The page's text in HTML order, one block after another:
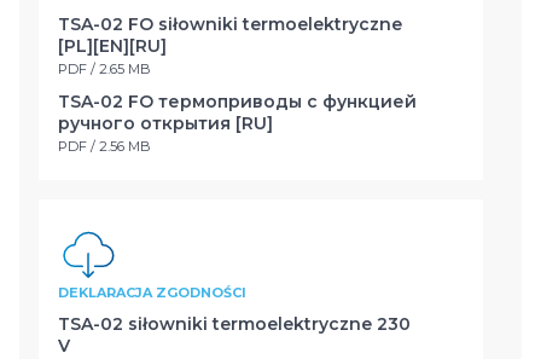
TSA-02 FO siłowniki termoelektryczne
[PL][EN][RU]
PDF / 2.65 MB
TSA-02 FO термоприводы с функцией
ручного открытия [RU]
PDF / 2.56 MB
DEKLARACJA ZGODNOŚCI
TSA-02 siłowniki termoelektryczne 230
V